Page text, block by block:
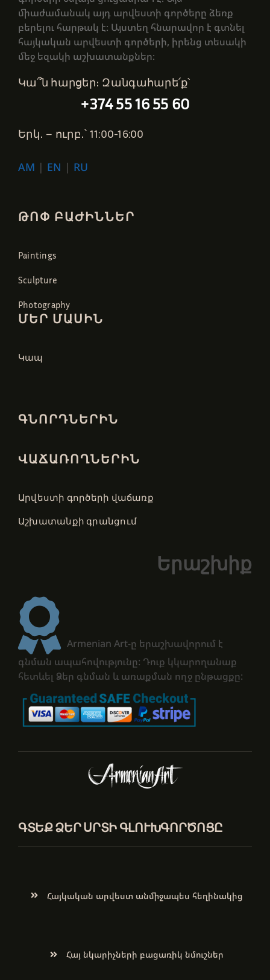
միաժամանակ այդ արվեստի գործերը ձեռք
բերելու հարթակ է։ Այստեղ հնարավոր է գտնել
հայկական արվեստի գործերի, իրենց տեսակի
մեջ եզակի աշխատանքներ։
Կա՞ն հարցեր։ Զանգահարե՛ք՝
+374 55 16 55 60
Երկ․ – ուրբ․՝ 11:00-16:00
AM | EN | RU
ԹՈՓ ԲԱԺԻՆՆԵՐ
Paintings
Sculpture
Photography
ՄԵՐ ՄԱՍԻՆ
Կապ
ԳՆՈՐԴՆԵՐԻՆ
ՎԱՃԱՌՈՂՆԵՐԻՆ
Արվեստի գործերի վաճառք
Աշխատանքի գրանցում
Երաշխիք
Armenian Art-ը երաշխավորում է
գնման ապահովությունը: Դուք կկարողանաք
հետևել Ձեր գնման և առաքման ողջ ընթացքը:
ԳՏԵՔ ՁԵՐ ՍՐՏԻ ԳԼՈՒԽԳՈՐԾՈՑԸ
Հայկական արվեստ անմիջապես հեղինակից
Հայ նկարիչների բացառիկ նմուշներ